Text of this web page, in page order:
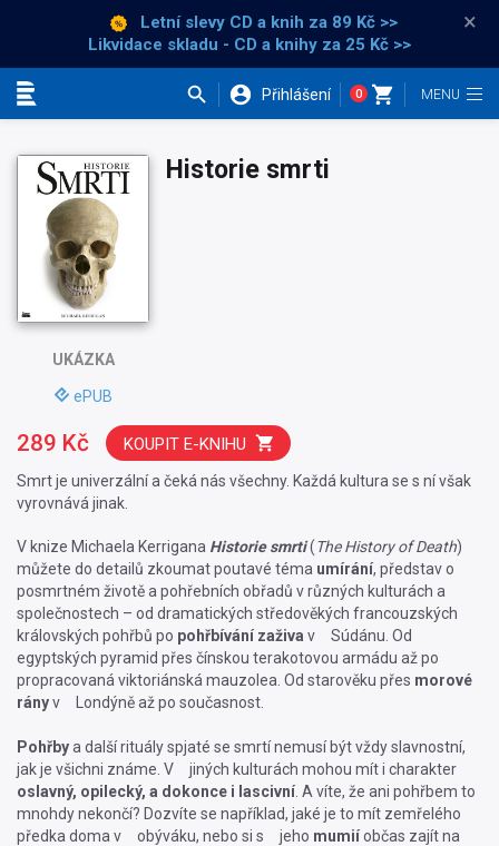
Letní slevy CD a knih za 89 Kč >>
Likvidace skladu - CD a knihy za 25 Kč >>
×
Přihlášení 0
UKÁZKA
ePUB
Historie smrti
Smrt je univerzální a čeká nás všechny. Každá kultura se s ní však
vyrovnává jinak.
V knize Michaela Kerrigana Historie smrti(The History of Death)
můžete do detailů zkoumat poutavé téma umírání, představ o
posmrtném životě a pohřebních obřadů v různých kulturách a
společnostech – od dramatických středověkých francouzských
královských pohřbů po pohřbívání zaživa v Súdánu. Od
egyptských pyramid přes čínskou terakotovou armádu až po
propracovaná viktoriánská mauzolea. Od starověku přes morové
rányv Londýně až po současnost.
Pohřbya další rituály spjaté se smrtí nemusí být vždy slavnostní,
jak je všichni známe. V jiných kulturách mohou mít i charakter
oslavný, opilecký, a dokonce i lascivní . A víte, že ani pohřbem to
mnohdy nekončí? Dozvíte se například, jaké je to mít zemřelého
předka doma v obýváku, nebo si s jeho mumiíobčas zajít na
289 Kč KOUPIT E-KNIHU